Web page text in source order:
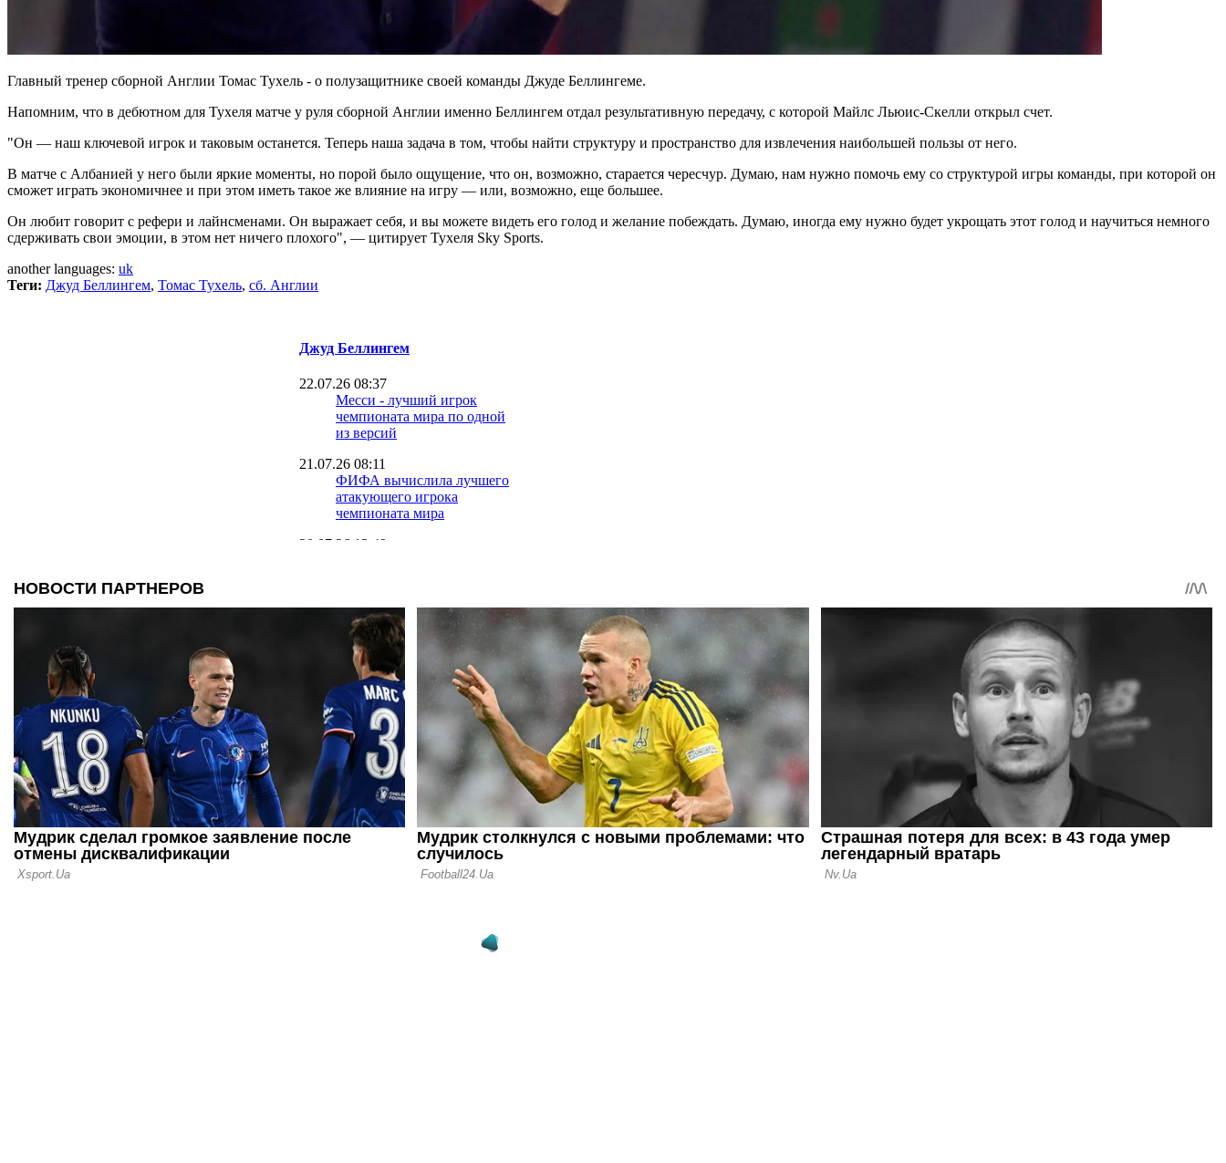
Главный тренер сборной Англии Томас Тухель - о полузащитнике своей команды Джуде Беллингеме.
Напомним, что в дебютном для Тухеля матче у руля сборной Англии именно Беллингем отдал результативную передачу, с которой Майлс Льюис-Скелли открыл счет.
"Он — наш ключевой игрок и таковым останется. Теперь наша задача в том, чтобы найти структуру и пространство для извлечения наибольшей пользы от него.
В матче с Албанией у него были яркие моменты, но порой было ощущение, что он, возможно, старается чересчур. Думаю, нам нужно помочь ему со структурой игры команды, при которой он
сможет играть экономичнее и при этом иметь такое же влияние на игру — или, возможно, еще большее.
Он любит говорит с рефери и лайнсменами. Он выражает себя, и вы можете видеть его голод и желание побеждать. Думаю, иногда ему нужно будет укрощать этот голод и научиться немного
сдерживать свои эмоции, в этом нет ничего плохого", — цитирует Тухеля Sky Sports.
another languages: uk
Теги: Джуд Беллингем, Томас Тухель, сб. Англии
Джуд Беллингем
22.07.26 08:37
Месси - лучший игрок
чемпионата мира по одной
из версий
21.07.26 08:11
ФИФА вычислила лучшего
атакующего игрока
чемпионата мира
20.07.26 13:49
19.07.26 12:15
Игроки одного клуба забили
голов на ЧМ больше, чем
любая из сборных
19.07.26 08:58
Беллингем круче Кейна: У
сборной Англии есть новый
рекордсмен